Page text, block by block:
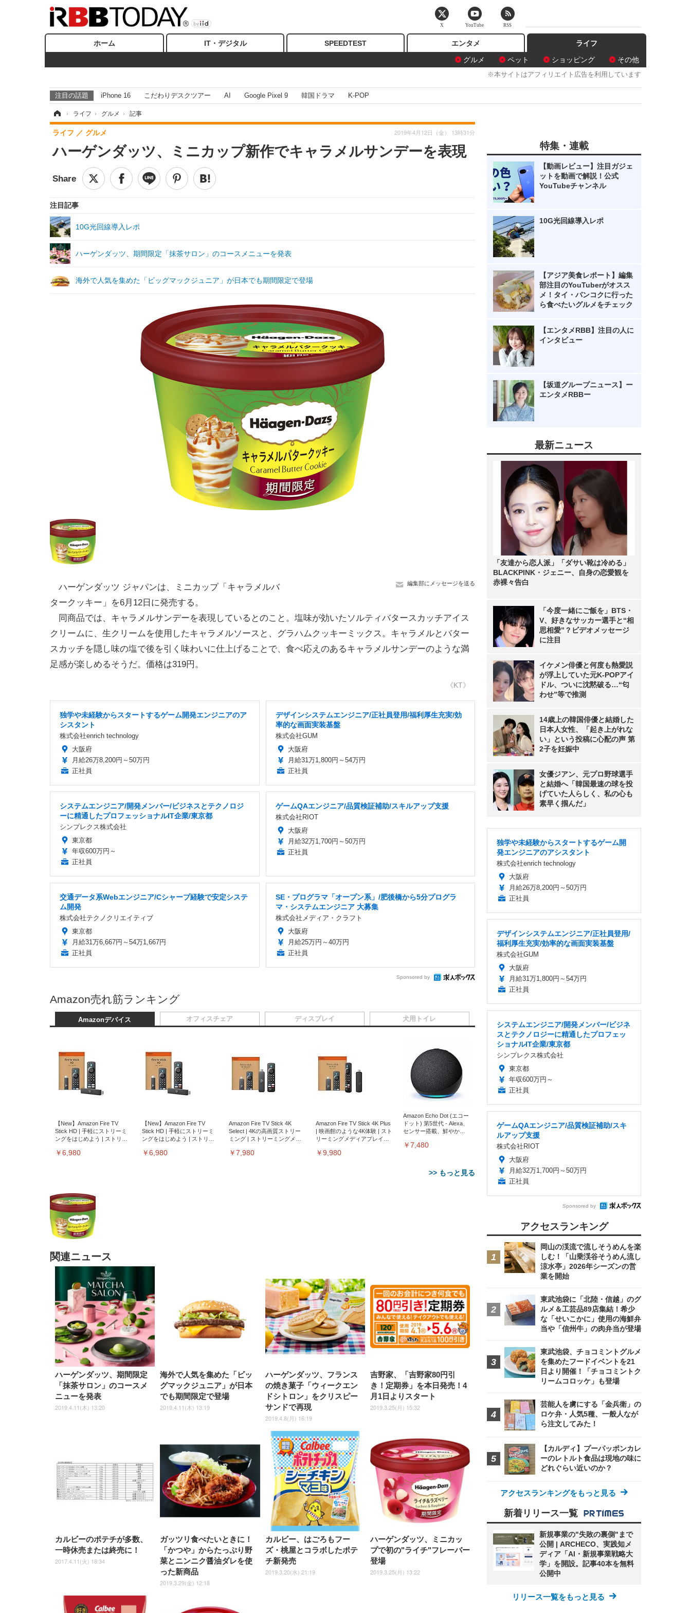
ホーム IT・デジタル SPEEDTEST エンタメ
ライフ
グルメ
ペット ショッピング その他
※本サイトはアフィリエイト広告を利用しています
注目の話題 iPhone 16 こだわりデスクツアー AI Google Pixel 9 韓国ドラマ K-POP
› ライフ › グルメ › 記事
ハーゲンダッツ、ミニカップ新作でキャラメルサンデーを表現
ライフ グルメ 2019年4月12日（金） 13時31分
注目記事
10G光回線導入レポ
ハーゲンダッツ、期間限定「抹茶サロン」のコースメニューを発表
海外で人気を集めた「ビッグマックジュニア」が日本でも期間限定で登場
編集部にメッセージを送る
ハーゲンダッツ ジャパンは、ミニカップ「キャラメルバ
タークッキー」を6月12日に発売する。
同商品では、キャラメルサンデーを表現しているとのこと。塩味が効いたソルティバタースカッチアイス
クリームに、生クリームを使用したキャラメルソースと、グラハムクッキーミックス。キャラメルとバター
スカッチを隠し味の塩で後を引く味わいに仕上げることで、食べ応えのあるキャラメルサンデーのような満
足感が楽しめるそうだ。価格は319円。
《KT》
独学や未経験からスタートするゲーム開発エンジニアのア
シスタント
株式会社enrich technology
大阪府
月給26万8,200円～50万円
正社員
デザインシステムエンジニア/正社員登用/福利厚生充実/効
率的な画面実装基盤
株式会社GUM
大阪府
月給31万1,800円～54万円
正社員
システムエンジニア/開発メンバー/ビジネスとテクノロジ
ーに精通したプロフェッショナルIT企業/東京都
シンプレクス株式会社
東京都
年収600万円～
正社員
ゲームQAエンジニア/品質検証補助/スキルアップ支援
株式会社RIOT
大阪府
月給32万1,700円～50万円
正社員
交通データ系Webエンジニア/Cシャープ経験で安定システ
ム開発
株式会社テクノクリエイティブ
東京都
月給31万6,667円～54万1,667円
正社員
SE・プログラマ「オープン系」/肥後橋から5分プログラ
マ・システムエンジニア 大募集
株式会社メディア・クラフト
大阪府
月給25万円～40万円
正社員
Sponsored by
Amazon売れ筋ランキング
Amazonデバイス
【New】Amazon Fire TV
Stick HD | 手軽にストリーミ
ングをはじめよう | ストリー
￥6,980
【New】Amazon Fire TV
Stick HD | 手軽にストリーミ
ングをはじめよう | ストリー
￥6,980
Amazon Fire TV Stick 4K
Select | 4Kの高画質ストリー
ミング | ストリーミングメデ
￥7,980
Amazon Fire TV Stick 4K Plus
| 映画館のような4K体験 | スト
リーミングメディアプレイヤ
￥9,980
Amazon Echo Dot (エコー
ドット) 第5世代 - Alexa、
センサー搭載、鮮やかな
￥7,480
>> もっと見る
オフィスチェア
[EdoErgo] オフィスチェア 椅
子 テレワーク 疲れない 跳ね
上げ式アームレスト コンパク
ト 約105度ロッキング pc 事務
椅子 360度回転 座面昇降 強化
ナイロン樹脂ベース 通気性メ
ッシュ 在宅ワーク H-
WY01(黒網+黒枠+黒足)
￥5,699
ク
￥27,999
チェア 疲れない テレワーク
チェア 強化バックレスト 30
度ロッキング機能 人間工学 椅
子 腰サポート 90度跳ね上げ
式アームレスト 3Dヘッドレス
ト ハンガー付き 高反発クッシ
ョン PCチェア 通気性メッシ
ュ ゲーミング/勉強/事務用 お
しゃれ パソコンチェア (ブラ
￥7,680
チェア 疲れない テレワーク
チェア 強化バックレスト 30度
ロッキング機能 人間工学 椅子
腰サポート 90度跳ね上げ式ア
ームレスト 3Dヘッドレスト
ハンガー付き 高反発クッショ
ン PCチェア 通気性メッシュ
ゲーミング/勉強/事務用 おし
ゃれ パソコンチェア (ホワイ
ト)
￥7,680
ッシュ 通気性 ランバーサ
ポート付き 腰サポート ガ
ス圧無段階昇降 360度回
転 キャスター付き コンパ
クト 幅52×奥行58.5×高さ
84～96cm テレワーク 在
宅勤務 ブラック
￥4,139
ディスプレイ
ムモニター | FlexScan
EV3240X-WT | 31.5型4K
UHD・USB Type-C・ホワイ
ト￥105,595
ト￥109,572
ク付き（CFI-ZDM1J）
ニター フル
HD（1920×1080）VA 非光
沢 HDMI/DisplayPort/VGA
スピーカー内蔵 高さ調整 ス
イベル VESA対応
ComfortView ビジネス向け
￥15,800
Gaming Monitor 24” Essential ゲ
ーミングモニター QD 24.5インチ
1ms FHD 量子ドット 残像低減 (3
年保証 | 輝点保証 | 日本メーカー)
￥34,980
犬用トイレ
Amazonベーシック ペットシ
ーツ 薄型 レギュラー 1回使い
捨て 無香料 ホワイト 300枚
￥3,373
ルー)
￥3,234
ツ L 中型犬用 26枚入り 単品
ック) 【Amazon.co.jp限定】
Smart Basic アイリスオーヤマ
ペットシーツ 超厚型 お徳用
ワイド 100枚入 (x 1) (ケース
販売)
￥3,670
ュラー 200枚入
【Amazon.co.jp限定】
￥3,731
関連ニュース
ハーゲンダッツ、期間限定
「抹茶サロン」のコースメ
ニューを発表
2019.4.11(木) 13:20
海外で人気を集めた「ビッ
グマックジュニア」が日本
でも期間限定で登場
2019.4.11(木) 13:19
ハーゲンダッツ、フランス
の焼き菓子「ウィークエン
ドシトロン」をクリスピー
サンドで再現
2019.4.8(月) 16:19
吉野家、「吉野家80円引
き！定期券」を本日発売！4
月1日よりスタート
2019.3.25(月) 15:32
カルビーのポテチが多数、
一時休売または終売に！
2017.4.11(火) 18:34
ガッツリ食べたいときに！
「かつや」からたっぷり野
菜とニンニク醤油ダレを使
った新商品
2019.3.29(金) 12:18
カルビー、はごろもフー
ズ・桃屋とコラボしたポテ
チ新発売
2019.3.20(水) 21:19
ハーゲンダッツ、ミニカッ
プで初の"ライチ"フレーバー
登場
2019.3.25(月) 13:22
特集・連載
【動画レビュー】注目ガジェ
ットを動画で解説！公式
YouTubeチャンネル
10G光回線導入レポ
【アジア美食レポート】編集
部注目のYouTuberがオスス
メ！タイ・バンコクに行った
ら食べたいグルメをチェック
【エンタメRBB】注目の人に
インタビュー
【坂道グループニュース】ー
エンタメRBBー
最新ニュース
「友達から恋人派」「ダサい靴は冷める」
BLACKPINK・ジェニー、自身の恋愛観を
赤裸々告白
「今度一緒にご飯を」BTS・
V、好きなサッカー選手と“相
思相愛”？ビデオメッセージ
に注目
イケメン俳優と何度も熱愛説
が浮上していた元K-POPアイ
ドル、ついに沈黙破る…“匂
わせ”等で推測
14歳上の韓国俳優と結婚した
日本人女性、「起き上がれな
い」という投稿に心配の声 第
2子を妊娠中
女優ジアン、元プロ野球選手
と結婚へ「韓国最速の球を投
げていた人らしく、私の心も
素早く掴んだ」
独学や未経験からスタートするゲーム開
発エンジニアのアシスタント
株式会社enrich technology
大阪府
月給26万8,200円～50万円
正社員
デザインシステムエンジニア/正社員登用/
福利厚生充実/効率的な画面実装基盤
株式会社GUM
大阪府
月給31万1,800円～54万円
正社員
システムエンジニア/開発メンバー/ビジネ
スとテクノロジーに精通したプロフェッ
ショナルIT企業/東京都
シンプレクス株式会社
東京都
年収600万円～
正社員
ゲームQAエンジニア/品質検証補助/スキ
ルアップ支援
株式会社RIOT
大阪府
月給32万1,700円～50万円
正社員
Sponsored by
アクセスランキング
岡山の渓流で流しそうめんを楽
しむ！「山乗渓谷そうめん流し
涼水亭」2026年シーズンの営
業を開始
東武池袋に「北陸・信越」のグ
ルメ＆工芸品89店集結！希少
な「せいこかに」使用の海鮮弁
当や「信州牛」の肉弁当が登場
東武池袋、チョコミントグルメ
を集めたフードイベントを21
日より開催！「チョコミントク
リームコロッケ」も登場
芸能人を虜にする「金兵衛」の
ロケ弁・人気5種、一般人なが
ら注文してみた！
【カルディ】プーパッポンカレ
ーのレトルト食品は現地の味に
どれぐらい近いのか？
アクセスランキングをもっと見る
新着リリース一覧
新規事業の"失敗の裏側"まで
公開 | ARCHECO、実践知メ
ディア「AI・新規事業戦略大
学」を開設。記事40本を無料
公開中
リリース一覧をもっと見る
X YouTube RSS